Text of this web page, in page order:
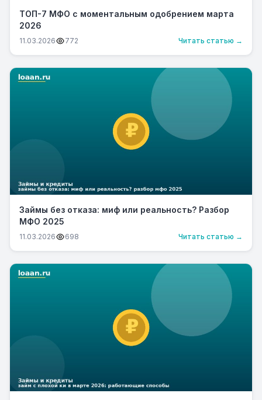
ТОП-7 МФО с моментальным одобрением марта
2026
11.03.2026 772 Читать статью →
Займы без отказа: миф или реальность? Разбор
МФО 2025
11.03.2026 698 Читать статью →